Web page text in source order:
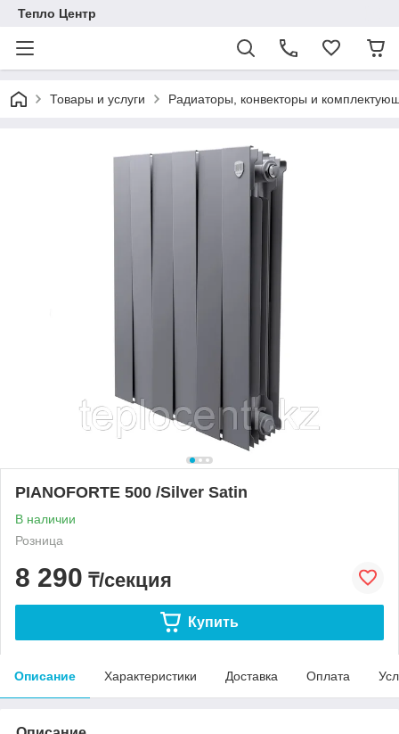
Тепло Центр
Товары и услуги Радиаторы, конвекторы и
PIANOFORTE 500 /Silver Satin
В наличии
Розница
8 290 ₸/секция
Купить
Описание Характеристики Доставка Оплата